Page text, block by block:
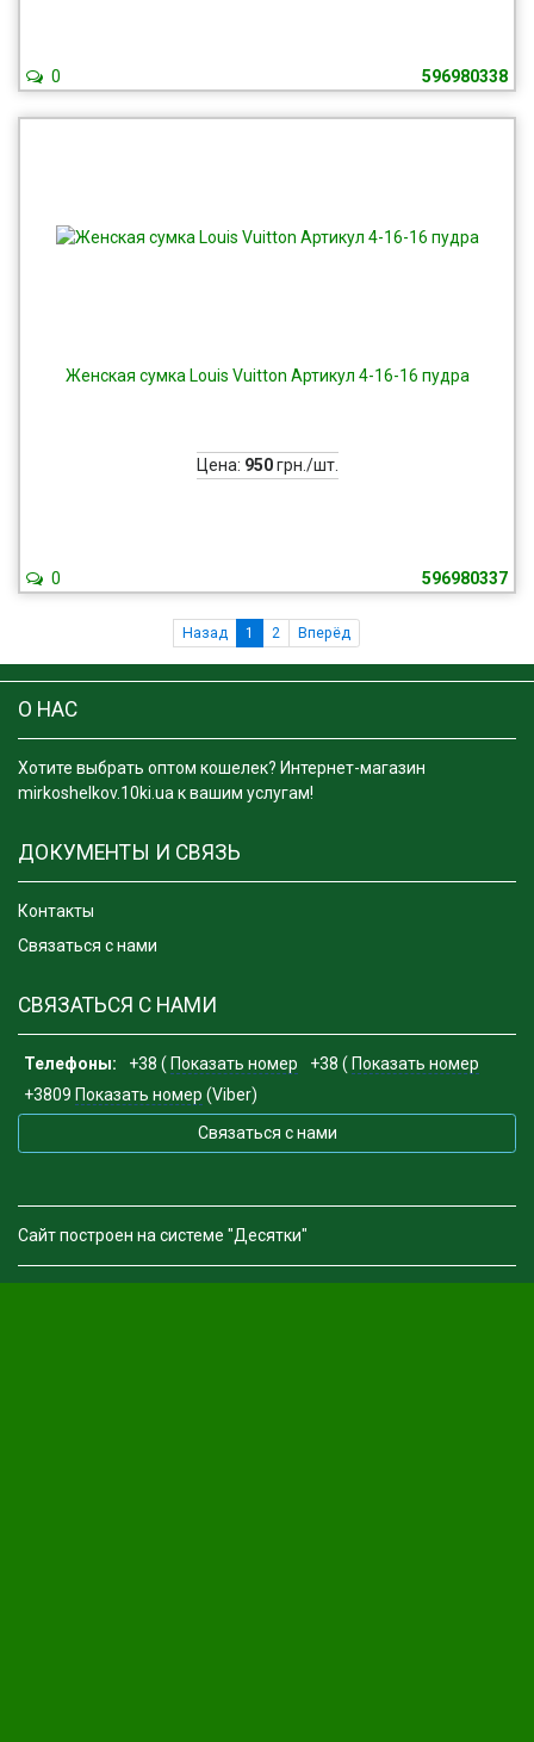
596980338
0
Женская сумка Louis Vuitton Артикул 4-16-16 пудра
Цена: 950грн./шт.
596980337
0
Назад 1 2 Вперёд
О НАС
Хотите выбрать оптом кошелек? Интернет-магазин
mirkoshelkov.10ki.ua к вашим услугам!
ДОКУМЕНТЫ И СВЯЗЬ
Контакты
Связаться с нами
СВЯЗАТЬСЯ С НАМИ
Телефоны: +38 ( Показать номер +38 ( Показать номер
+3809 Показать номер (Viber)
Связаться с нами
Сайт построен на системе "Десятки"